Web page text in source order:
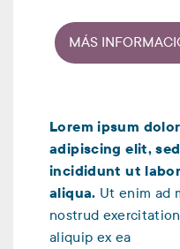
MÁS
Lorem ipsum
adipiscing elit,
incididunt ut
aliqua. Ut enim ad
nostrud
aliquip ex ea